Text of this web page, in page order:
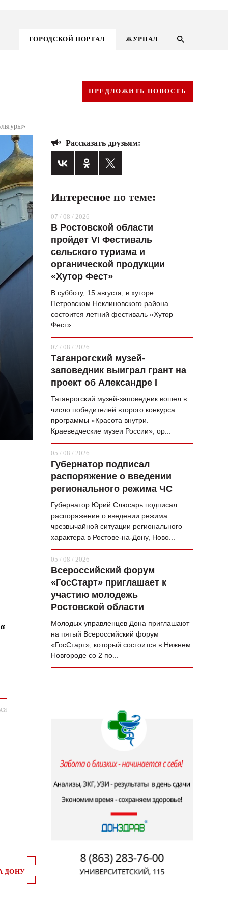
ГОРОДСКОЙ ПОРТАЛ ЖУРНАЛ
ГОРОДСКОЙ ПОРТАЛ
ВОПРОС НЕДЕЛИ
СТИЛЬ ЖИЗНИ
ХАЙП
ЧЕЛОВЕК ОСОБЕННЫЙ
КУЛЬТ ЕДЫ
АФИША
ЖУРНАЛ
ПРЕДЛОЖИТЬ НОВОСТЬ
ДОНУ
Рассказать друзьям:
Интересное по теме:
07 / 08 / 2026
В Ростовской области
пройдет VI Фестиваль
сельского туризма и
органической продукции
«Хутор Фест»
В субботу, 15 августа, в хуторе
Петровском Неклиновского района
состоится летний фестиваль «Хутор
Фест»...
07 / 08 / 2026
Таганрогский музей-
заповедник выиграл грант на
проект об Александре I
Таганрогский музей-заповедник вошел в
число победителей второго конкурса
программы «Красота внутри.
Краеведческие музеи России», ор...
05 / 08 / 2026
Губернатор подписал
распоряжение о введении
регионального режима ЧС
Губернатор Юрий Слюсарь подписал
распоряжение о введении режима
чрезвычайной ситуации регионального
характера в Ростове-на-Дону, Ново...
05 / 08 / 2026
Всероссийский форум
«ГосСтарт» приглашает к
участию молодежь
Ростовской области
Молодых управленцев Дона приглашают
на пятый Всероссийский форум
«ГосСтарт», который состоится в Нижнем
Новгороде со 2 по...